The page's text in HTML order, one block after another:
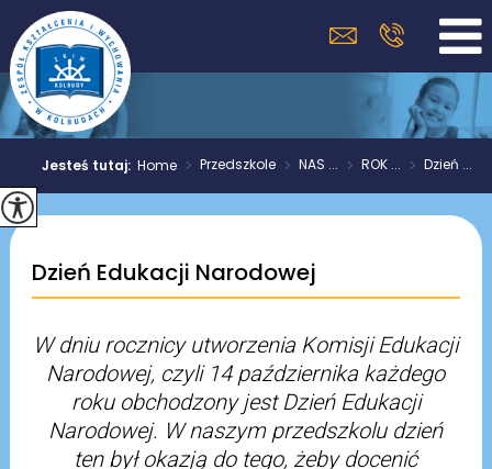
Jesteś tutaj:Home > Przedszkole > NAS ... > ROK ... > Dzień ...
Dzień Edukacji Narodowej
W dniu rocznicy utworzenia Komisji Edukacji
Narodowej, czyli 14 października każdego
roku obchodzony jest Dzień Edukacji
Narodowej. W naszym przedszkolu dzień
ten był okazją do tego, żeby docenić